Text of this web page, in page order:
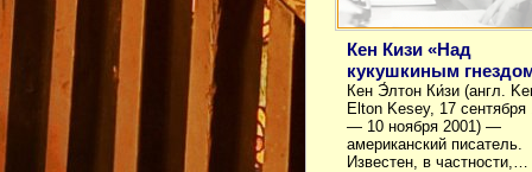
Кен Кизи «Над
кукушкиным
Кен Э́лтон Ки́зи (англ.
Elton Kesey, 17 сентября
— 10 ноября 2001) —
американский писатель.
Известен, в частности,…